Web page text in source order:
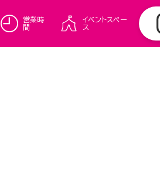
営業時
間
イベントスペー
ス